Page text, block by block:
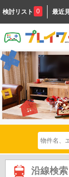
検討リスト 0 最近
沿線検索